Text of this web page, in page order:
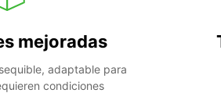
mejoradas
adaptable para
condiciones